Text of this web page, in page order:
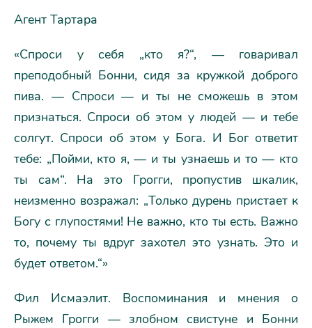
Агент Тартара
«Спроси у себя „кто я?“, — говаривал
преподобный Бонни, сидя за кружкой доброго
пива. — Спроси — и ты не сможешь в этом
признаться. Спроси об этом у людей — и тебе
солгут. Спроси об этом у Бога. И Бог ответит
тебе: „Пойми, кто я, — и ты узнаешь и то — кто
ты сам“. На это Грогги, пропустив шкалик,
неизменно возражал: „Только дурень пристает к
Богу с глупостями! Не важно, кто ты есть. Важно
то, почему ты вдруг захотел это узнать. Это и
будет ответом.“»
Фил Исмаэлит. Воспоминания и мнения о
Рыжем Грогги — злобном свистуне и Бонни